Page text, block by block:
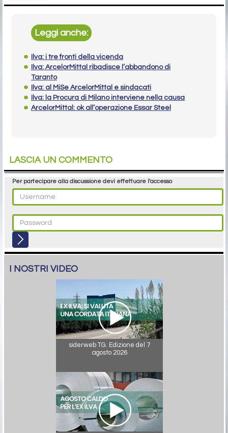
Leggi anche:
Ilva: i tre fronti della vicenda
Ilva: ArcelorMittal ribadisce l’abbandono di
Taranto
Ilva: al MiSe ArcelorMittal e sindacati
Ilva: la Procura di Milano interviene nella causa
ArcelorMittal: ok all’operazione Essar Steel
LASCIA UN COMMENTO
Per partecipare alla discussione devi effettuare l'accesso
I NOSTRI VIDEO
siderweb TG. Edizione del 7
agosto 2026